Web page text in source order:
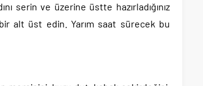
serin ve üzerine üstte hazırladığınız
bir alt üst edin. Yarım saat sürecek bu